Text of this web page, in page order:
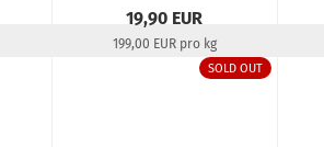
19,90 EUR
199,00 EUR pro kg
22-24 TageSOLD OUT